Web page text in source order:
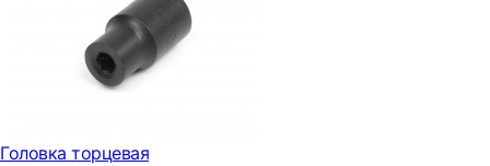
Головка торцевая